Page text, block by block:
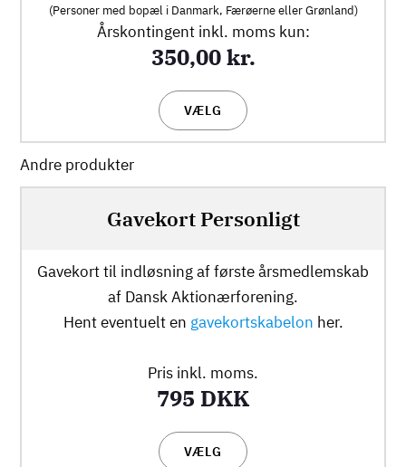
(Personer med bopæl i Danmark, Færøerne eller Grønland)
Årskontingent inkl. moms kun:
350,00 kr.
VÆLG
Andre produkter
Gavekort Personligt
Gavekort til indløsning af første årsmedlemskab
af Dansk Aktionærforening.
Hent eventuelt en gavekortskabelon her.
Pris inkl. moms.
795 DKK
VÆLG